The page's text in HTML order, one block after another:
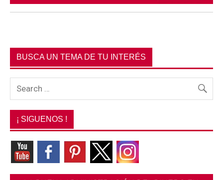
BUSCA UN TEMA DE TU INTERÉS
¡ SIGUENOS !